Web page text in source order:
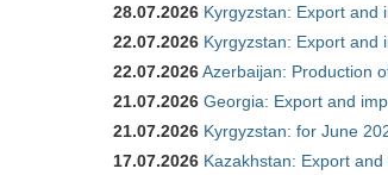
28.07.2026 Kyrgyzstan: Export and
22.07.2026 Kyrgyzstan: Export and
22.07.2026Azerbaijan: Production
21.07.2026 Georgia: Export and
21.07.2026 Kyrgyzstan: for June
17.07.2026 Kazakhstan: Export